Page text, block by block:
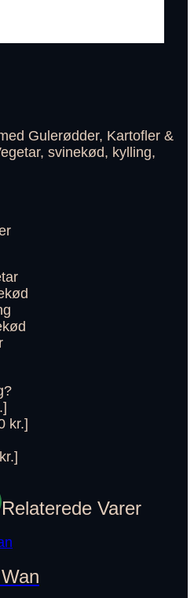
Gulerødder, Kartofler &
svinekød, kylling,
kr.]
Relaterede Varer